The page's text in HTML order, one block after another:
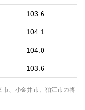
103.6
104.1
104.0
103.6
市、小金井市、狛江市の将